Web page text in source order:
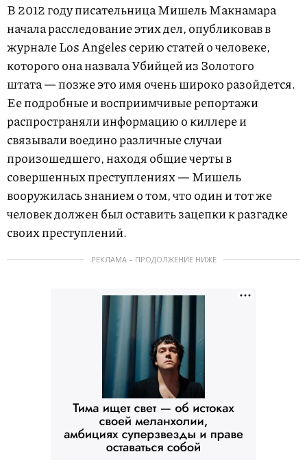
В 2012 году писательница Мишель Макнамара
начала расследование этих дел, опубликовав в
журнале Los Angeles серию статей о человеке,
которого она назвала Убийцей из Золотого
штата — позже это имя очень широко разойдется.
Ее подробные и восприимчивые репортажи
распространяли информацию о киллере и
связывали воедино различные случаи
произошедшего, находя общие черты в
совершенных преступлениях — Мишель
вооружилась знанием о том, что один и тот же
человек должен был оставить зацепки к разгадке
своих преступлений.
РЕКЛАМА – ПРОДОЛЖЕНИЕ НИЖЕ